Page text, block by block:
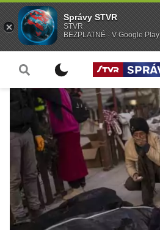
Správy STVR
STVR
BEZPLATNÉ - V Google Play